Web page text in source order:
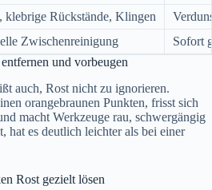
klebrige Rückstände, Klingen
Zwischenreinigung
Sofort
und vorbeugen
auch, Rost nicht zu ignorieren.
orangebraunen Punkten, frisst sich
macht Werkzeuge rau, schwergängig
hat es deutlich leichter als bei einer
Rost gezielt lösen